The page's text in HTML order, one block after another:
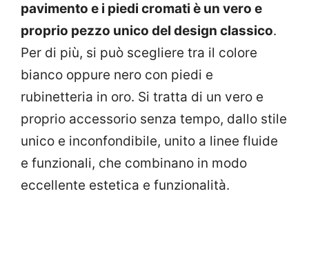
pavimento e i piedi cromati è un vero e
proprio pezzo unico del design classico.
Per di più, si può scegliere tra il colore
bianco oppure nero con piedi e
rubinetteria in oro. Si tratta di un vero e
proprio accessorio senza tempo, dallo stile
unico e inconfondibile, unito a linee fluide
e funzionali, che combinano in modo
eccellente estetica e funzionalità.